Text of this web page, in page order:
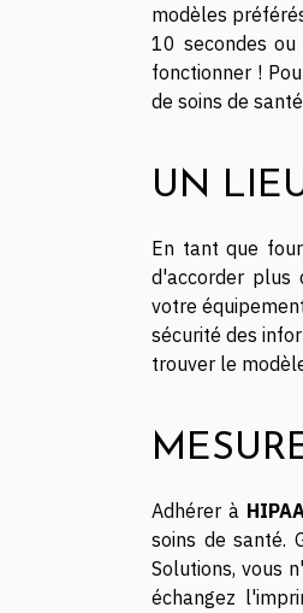
modèles
10 secondes
fonctionner !
de soins de
UN
En tant que
d'accorder plus
votre
sécurité des
trouver le
Adhérer à
soins de santé.
Solutions, vous
échangez